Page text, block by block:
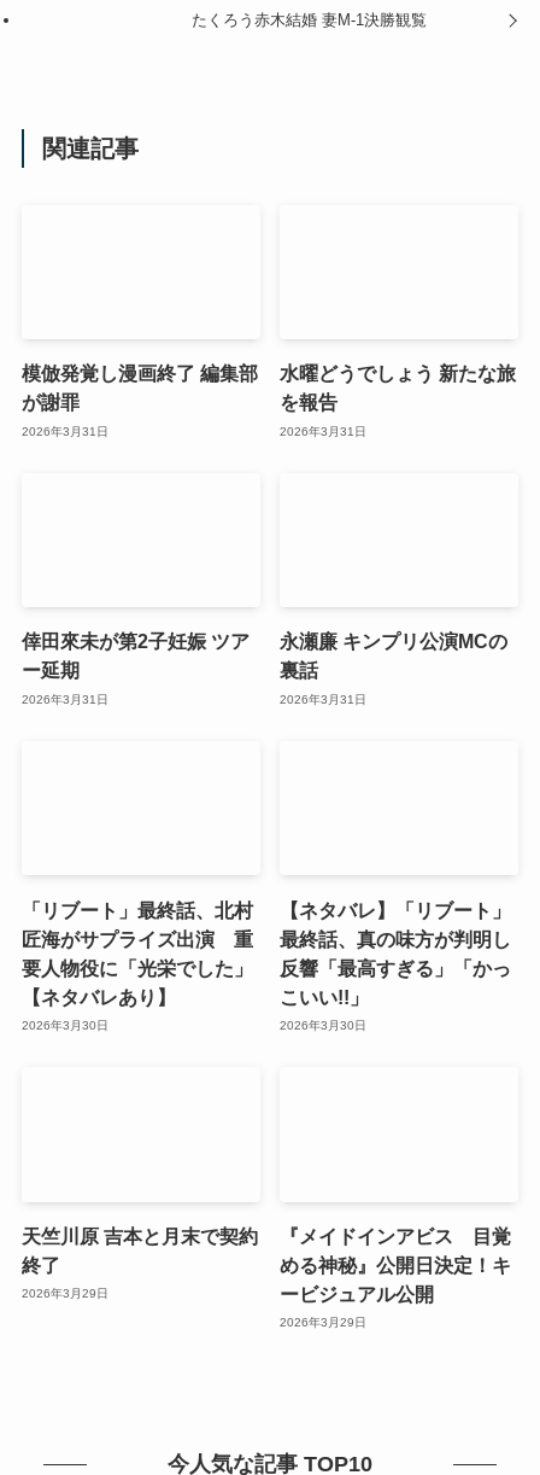
たくろう赤木結婚 妻M-1決勝観覧
関連記事
模倣発覚し漫画終了 編集部
が謝罪
2026年3月31日
水曜どうでしょう 新たな旅
を報告
2026年3月31日
倖田來未が第2子妊娠 ツア
ー延期
2026年3月31日
永瀬廉 キンプリ公演MCの
裏話
2026年3月31日
「リブート」最終話、北村
匠海がサプライズ出演 重
要人物役に「光栄でした」
【ネタバレあり】
2026年3月30日
【ネタバレ】「リブート」
最終話、真の味方が判明し
反響「最高すぎる」「かっ
こいい!!」
2026年3月30日
天竺川原 吉本と月末で契約
終了
2026年3月29日
『メイドインアビス 目覚
める神秘』公開日決定！キ
ービジュアル公開
2026年3月29日
今人気な記事 TOP10